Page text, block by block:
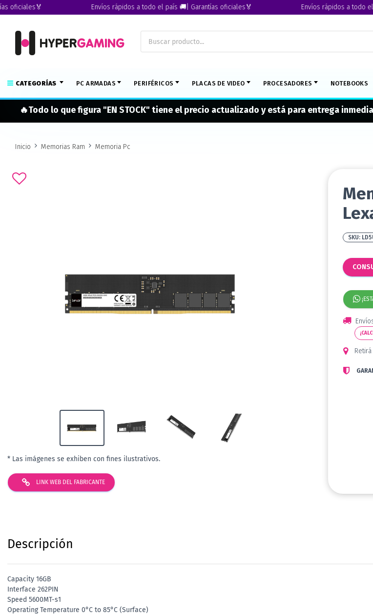
Envíos rápidos a todo el país 🚚| Garantías oficiales🏅 Envíos rápidos a todo el
CATEGORÍAS PC ARMADAS PERIFÉRICOS PLACAS DE VIDEO PROCESADORES NOTEBOOKS
🔥Todo lo que figura "EN STOCK" tiene el precio actualizado y está para entrega
Inicio Memorias Ram Memoria Pc
* Las imágenes se exhiben con fines ilustrativos.
LINK WEB DEL FABRICANTE
Descripción
Capacity 16GB
Interface 262PIN
Speed 5600MT-s1
Operating Temperature 0°C to 85°C (Surface)